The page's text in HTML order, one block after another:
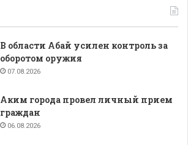
В области Абай усилен контроль за
оборотом оружия
07.08.2026
Аким города провел личный прием
граждан
06.08.2026